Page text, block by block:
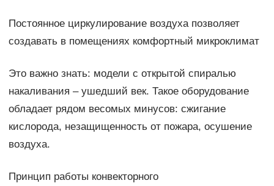
Постоянное циркулирование воздуха позволяет
создавать в помещениях комфортный микроклимат
Это важно знать: модели с открытой спиралью
накаливания – ушедший век. Такое оборудование
обладает рядом весомых минусов: сжигание
кислорода, незащищенность от пожара, осушение
воздуха.
Принцип работы конвекторного